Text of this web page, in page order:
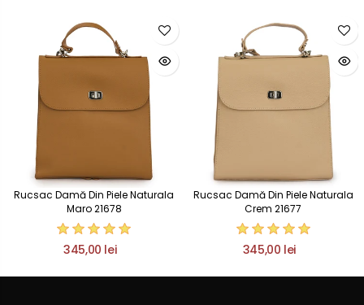
Rucsac Damă Din Piele Naturala
Maro 21678
345,00 lei
Rucsac Damă Din Piele Naturala
Crem 21677
345,00 lei